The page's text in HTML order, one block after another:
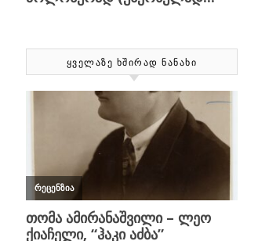
ᲧᲕᲔᲚᲐᲖᲔ ᲮᲨᲘᲠᲐᲓ ᲜᲐᲜᲐᲮᲘ